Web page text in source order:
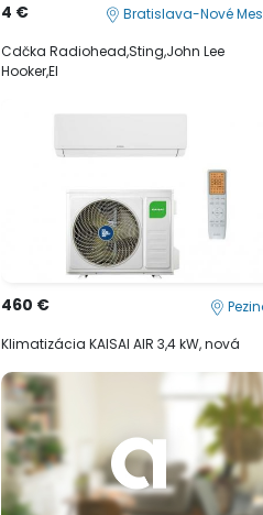
4 € Bratislava-Nové
Cdčka Radiohead,Sting,John Lee
Hooker,El
460 €
Klimatizácia KAISAI AIR 3,4 kW, nová